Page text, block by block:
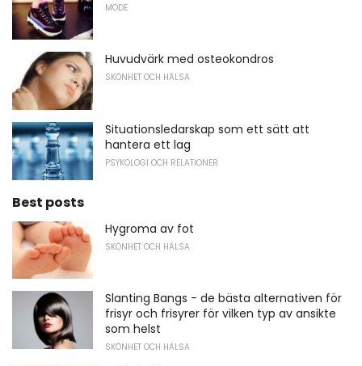
MODE
Huvudvärk med osteokondros
SKÖNHET OCH HÄLSA
Situationsledarskap som ett sätt att
hantera ett lag
PSYKOLOGI OCH RELATIONER
Best posts
Hygroma av fot
SKÖNHET OCH HÄLSA
Slanting Bangs - de bästa alternativen för
frisyr och frisyrer för vilken typ av ansikte
som helst
SKÖNHET OCH HÄLSA